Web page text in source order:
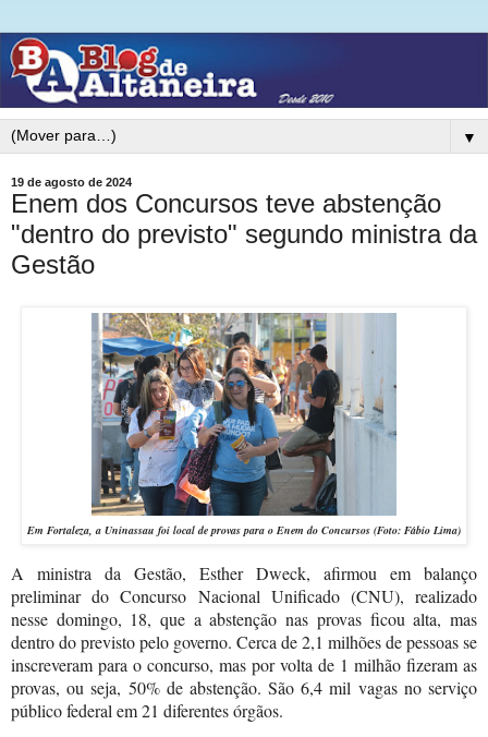
▼
19 de agosto de 2024
Enem dos Concursos teve abstenção
"dentro do previsto" segundo ministra da
Gestão
Em Fortaleza, a Uninassau foi local de provas para o Enem do Concursos (Foto: Fábio Lima)
A ministra da Gestão, Esther Dweck, afirmou em balanço
preliminar do Concurso Nacional Unificado (CNU), realizado
nesse domingo, 18, que a abstenção nas provas ficou alta, mas
dentro do previsto pelo governo. Cerca de 2,1 milhões de pessoas se
inscreveram para o concurso, mas por volta de 1 milhão fizeram as
provas, ou seja, 50% de abstenção. São 6,4 mil vagas no serviço
público federal em 21 diferentes órgãos.